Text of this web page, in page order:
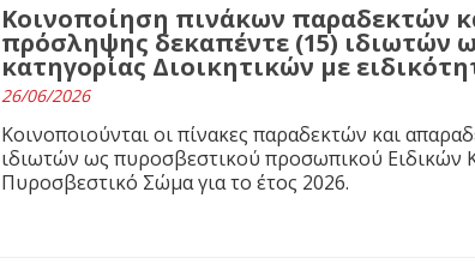
Κοινοποίηση πινάκων παραδεκτών
πρόσληψης δεκαπέντε (15) ιδιωτών
κατηγορίας Διοικητικών με
26/06/2026
Κοινοποιούνται οι πίνακες παραδεκτών και
ιδιωτών ως πυροσβεστικού προσωπικού Ειδικών
Πυροσβεστικό Σώμα για το έτος 2026.